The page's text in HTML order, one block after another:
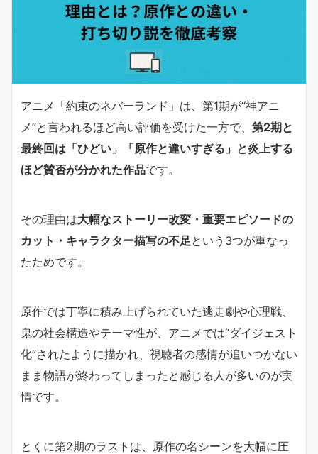
アニメ「約束のネバーランド」は、第1期が“神アニ
メ”と言われるほど高い評価を受けた一方で、 第2期と
最終回は「ひどい」「原作と違いすぎる」と炎上する
ほど賛否が分かれた作品です。
その理由は大幅なストーリー改変・重要エピソードの
カット・キャラクター描写の不足 という3つが重なっ
たためです。
原作では丁寧に積み上げられていた逃走劇や心理戦、
鬼の社会構造やテーマ性が、アニメでは“ダイジェスト
化”されたように描かれ、視聴者の感情が追いつかない
まま物語が終わってしまったと感じる人が多いのが実
情です。
とくに第2期のラストは、原作の名シーンを大幅に圧